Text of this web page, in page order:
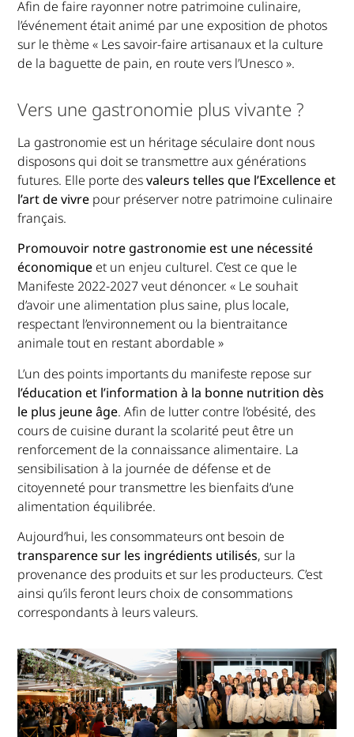
Afin de faire rayonner notre patrimoine culinaire,
l’événement était animé par une exposition de photos
sur le thème « Les savoir-faire artisanaux et la culture
de la baguette de pain, en route vers l’Unesco ».
Vers une gastronomie plus vivante ?
La gastronomie est un héritage séculaire dont nous
disposons qui doit se transmettre aux générations
futures. Elle porte desvaleurs telles que l’Excellence et
l’art de vivre pour préserver notre patrimoine culinaire
français.
Promouvoir notre gastronomie est une nécessité
économique et un enjeu culturel. C’est ce que le
Manifeste 2022-2027 veut dénoncer. « Le souhait
d’avoir une alimentation plus saine, plus locale,
respectant l’environnement ou la bientraitance
animale tout en restant abordable »
L’un des points importants du manifeste repose sur
l’éducation et l’information à la bonne nutrition dès
le plus jeune âge. Afin de lutter contre l’obésité, des
cours de cuisine durant la scolarité peut être un
renforcement de la connaissance alimentaire. La
sensibilisation à la journée de défense et de
citoyenneté pour transmettre les bienfaits d’une
alimentation équilibrée.
Aujourd’hui, les consommateurs ont besoin de
transparence sur les ingrédients utilisés, sur la
provenance des produits et sur les producteurs. C’est
ainsi qu’ils feront leurs choix de consommations
correspondants à leurs valeurs.